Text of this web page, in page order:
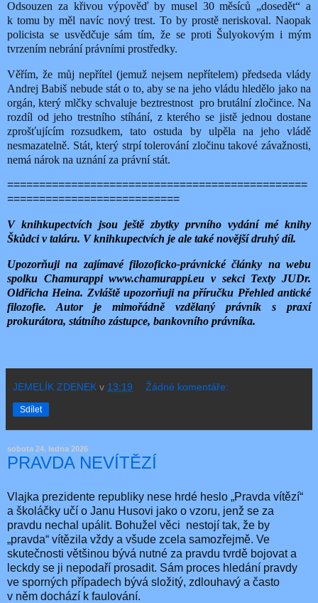
Odsouzen za křivou výpověď by musel 30 měsíců „dosedět“ a
k tomu by měl navíc nový trest. To by prostě neriskoval. Naopak
policista se usvědčuje sám tím, že se proti Šulyokovým i mým
tvrzením nebrání právními prostředky.
Věřím, že můj nepřítel (jemuž nejsem nepřítelem) předseda vlády
Andrej Babiš nebude stát o to, aby se na jeho vládu hledělo jako na
orgán, který mlčky schvaluje beztrestnost pro brutální zločince. Na
rozdíl od jeho trestního stíhání, z kterého se jistě jednou dostane
zprošťujícím rozsudkem, tato ostuda by ulpěla na jeho vládě
nesmazatelně. Stát, který strpí tolerování zločinu takové závažnosti,
nemá nárok na uznání za právní stát.
===============================================
===========================
V knihkupectvích jsou ještě zbytky prvního vydání mé knihy
Škůdci v taláru. V knihkupectvích je ale také novější druhý díl.
Upozorňuji na zajímavé filozoficko-právnické články na webu
spolku Chamurappi www.chamurappi.eu v sekci Texty JUDr.
Oldřicha Heina. Zvláště upozorňuji na příručku Přehled antické
filozofie. Autor je mimořádně vzdělaný právník s praxí
prokurátora, státního zástupce, bankovního právníka.
JEMELÍK ZDENEK v 13:19 Žádné komentáře:
Sdílet
sobota 24. ledna 2026
PRAVDA NEVÍTĚZÍ
Vlajka prezidente republiky nese hrdé heslo „Pravda vítězí“
a školáčky učí o Janu Husovi jako o vzoru, jenž se za
pravdu nechal upálit. Bohužel věci nestojí tak, že by
„pravda“ vítězila vždy a všude zcela samozřejmě. Ve
skutečnosti většinou bývá nutné za pravdu tvrdě bojovat a
leckdy se ji nepodaří prosadit. Sám proces hledání pravdy
ve sporných případech bývá složitý, zdlouhavý a často
v něm dochází k faulování.